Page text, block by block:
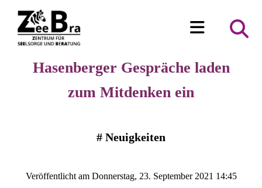
Hasenberger Gespräche laden
zum Mitdenken ein
# Neuigkeiten
Veröffentlicht am Donnerstag, 23. September 2021 14:45